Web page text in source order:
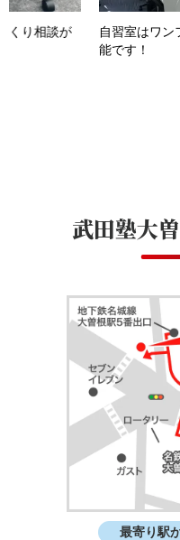
自習室はワンフロア60席
武田塾大
最寄り駅